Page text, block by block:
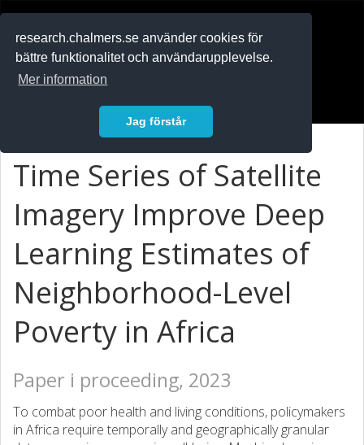
research.chalmers.se använder cookies för
bättre funktionalitet och användarupplevelse.
Mer information
Jag förstår
Time Series of Satellite
Imagery Improve Deep
Learning Estimates of
Neighborhood-Level
Poverty in Africa
Paper i proceeding, 2023
To combat poor health and living conditions, policymakers
in Africa require temporally and geographically granular